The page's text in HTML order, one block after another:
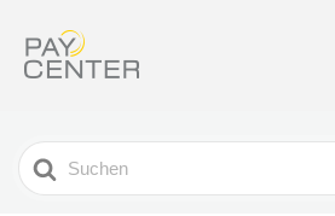
Search
For